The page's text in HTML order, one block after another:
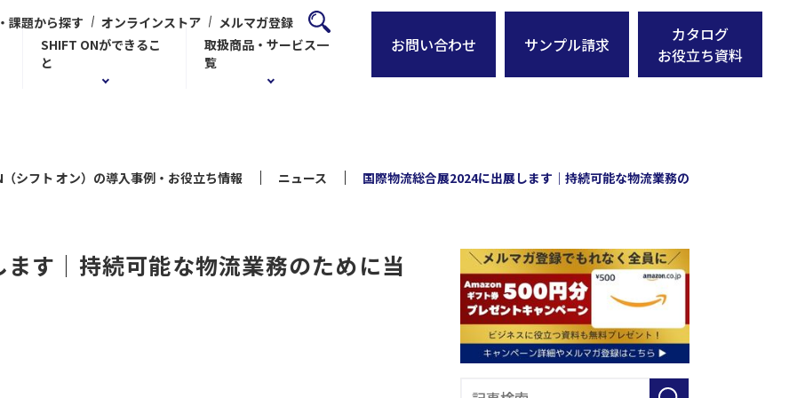
課題から探す オンラインストア
メルマガ登録
SHIFT ONができるこ
と
取扱商品・サービス一
覧
お問い合わせ サンプル請求
カタログ
お役立ち資料
シフト オン）の導入事例・お役立ち情報 ニュース 国際物流総合展2024に出展します｜持続可能な物流業務のために当社がで
す｜持続可能な物流業務のために当